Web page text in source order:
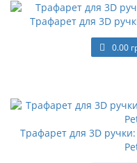
Трафарет для 3D
0.00
Трафарет для 3D